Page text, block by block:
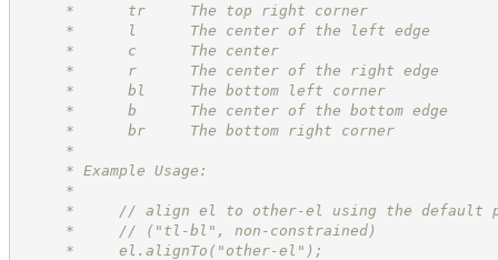
*      tr     The top right corner
*      l      The center of the left edge
*      c      The center
*      r      The center of the right edge
*      bl     The bottom left corner
*      b      The center of the bottom edge
*      br     The bottom right corner
*
* Example Usage:
*
*     // align el to other-el using the default
*     // ("tl-bl", non-constrained)
*     el.alignTo("other-el");